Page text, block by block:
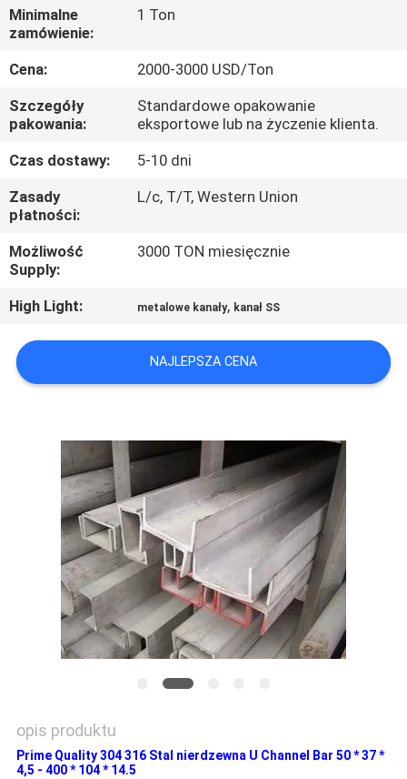
KONTROLA
JAKOŚCI
SKONTAKTUJ
SIĘ
Z
NAMI
AKTUALNOŚCI
PRZYPADKI
COMPANY
SITEMAP
PRIVACY
POLICY
Minimalne
zamówienie:
1 Ton
Cena:
2000-3000 USD/Ton
Szczegóły
pakowania:
Standardowe opakowanie
eksportowe lub na życzenie klienta.
Czas dostawy:
5-10 dni
Zasady
płatności:
L/c, T/T, Western Union
Możliwość
Supply:
3000 TON miesięcznie
High Light: metalowe kanały, kanał SS
NAJLEPSZA CENA
opis produktu
Prime Quality 304 316 Stal nierdzewna U Channel Bar 50 * 37 *
4,5 - 400 * 104 * 14.5